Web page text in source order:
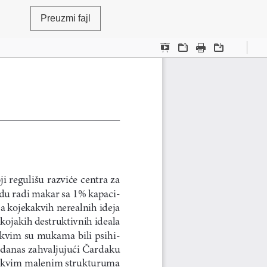
Preuzmi fajl